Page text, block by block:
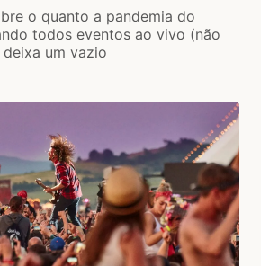
o quanto a pandemia do
todos eventos ao vivo (não
um vazio